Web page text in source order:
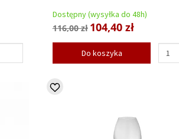
Dostępny (wysyłka do 48h)
116,00 zł 104,40 zł
Do koszyka